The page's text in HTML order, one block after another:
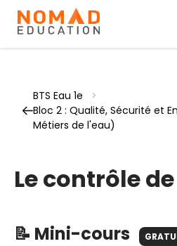
BTS Eau 1e
>
Bloc 2 : Qualité, Sécurité et
Métiers de l'eau)
Le contrôle
📝 Mini-cours